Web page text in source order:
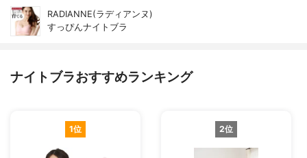
RADIANNE(ラディアンヌ)
すっぴんナイトブラ
ナイトブラおすすめランキング
1位 2位